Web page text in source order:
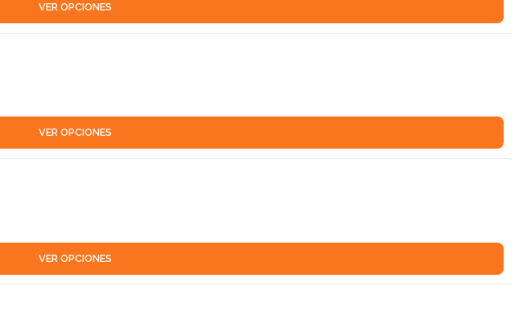
VER OPCIONES
VER OPCIONES
VER OPCIONES